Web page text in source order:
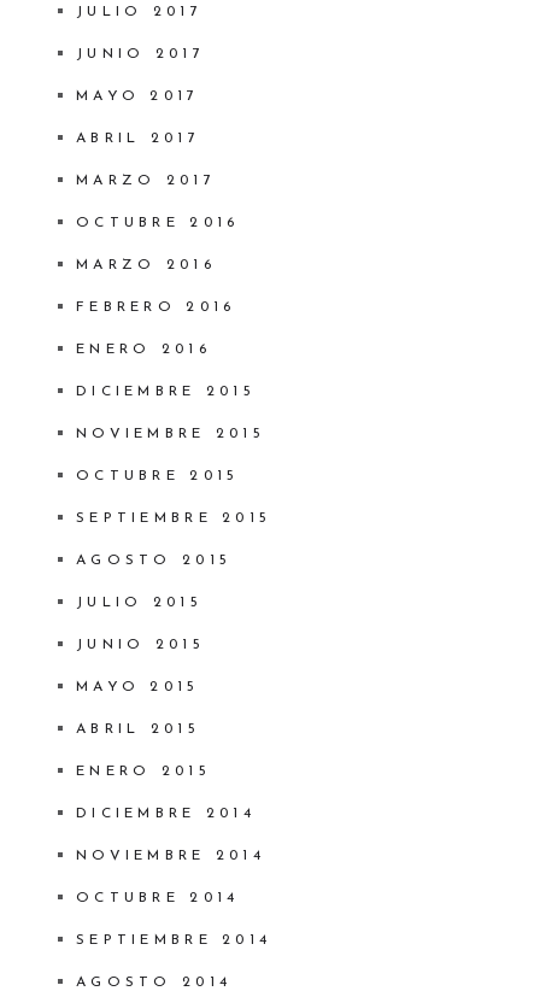
JULIO 2017
JUNIO 2017
MAYO 2017
ABRIL 2017
MARZO 2017
OCTUBRE 2016
MARZO 2016
FEBRERO 2016
ENERO 2016
DICIEMBRE 2015
NOVIEMBRE 2015
OCTUBRE 2015
SEPTIEMBRE 2015
AGOSTO 2015
JULIO 2015
JUNIO 2015
MAYO 2015
ABRIL 2015
ENERO 2015
DICIEMBRE 2014
NOVIEMBRE 2014
OCTUBRE 2014
SEPTIEMBRE 2014
AGOSTO 2014